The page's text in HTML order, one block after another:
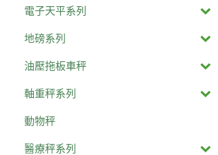
電子天平系列
地磅系列
油壓拖板車秤
軸重秤系列
動物秤
醫療秤系列